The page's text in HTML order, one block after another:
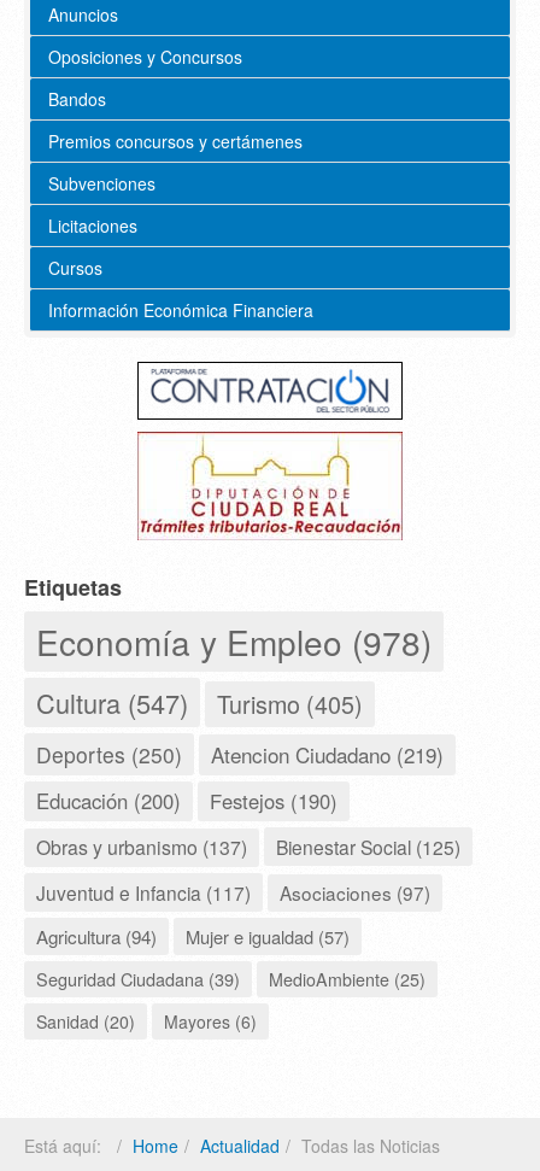
Anuncios
Oposiciones y Concursos
Bandos
Premios concursos y certámenes
Subvenciones
Licitaciones
Cursos
Información Económica Financiera
Etiquetas
Economía y Empleo (978)
Cultura (547) Turismo (405)
Deportes (250) Atencion Ciudadano (219)
Educación (200) Festejos (190)
Obras y urbanismo (137)
Bienestar Social (125)
Juventud e Infancia (117)
Asociaciones (97)
Agricultura (94)
Mujer e igualdad (57)
Seguridad Ciudadana (39)
MedioAmbiente (25)
Sanidad (20)
Mayores (6)
Está aquí: Home Actualidad Todas las Noticias